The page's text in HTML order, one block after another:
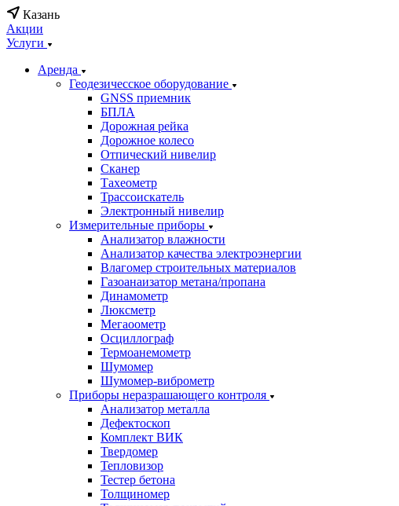
Казань
Акции
Услуги
Аренда
Геодезичесское оборудование
GNSS приемник
БПЛА
Дорожная рейка
Дорожное колесо
Отпический нивелир
Сканер
Тахеометр
Трассоискатель
Электронный нивелир
Измерительные приборы
Анализатор влажности
Анализатор качества электроэнергии
Влагомер строительных материалов
Газоанаизатор метана/пропана
Динамометр
Люксметр
Мегаоометр
Осциллограф
Термоанемометр
Шумомер
Шумомер-виброметр
Приборы неразрашающего контроля
Анализатор металла
Дефектоскоп
Комплект ВИК
Твердомер
Тепловизор
Тестер бетона
Толщиномер